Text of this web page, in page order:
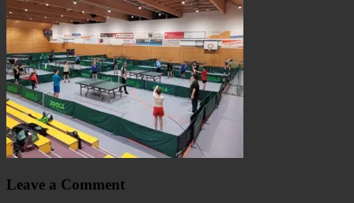
Leave a Comment